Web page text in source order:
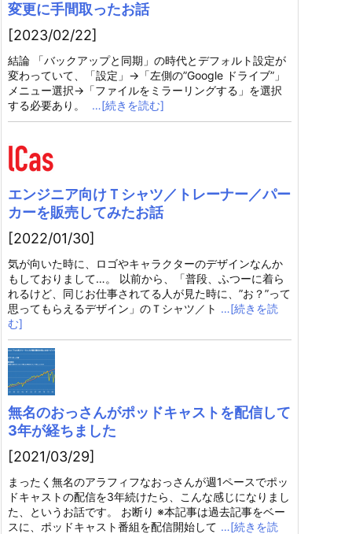
変更に手間取ったお話
[2023/02/22]
結論 「バックアップと同期」の時代とデフォルト設定が
変わっていて、「設定」→「左側の”Google ドライブ”」
メニュー選択→「ファイルをミラーリングする」を選択
する必要あり。
…[続きを読む]
エンジニア向けＴシャツ／トレーナー／パー
カーを販売してみたお話
[2022/01/30]
気が向いた時に、ロゴやキャラクターのデザインなんか
もしておりまして…。 以前から、「普段、ふつーに着ら
れるけど、同じお仕事されてる人が見た時に、”お？”って
思ってもらえるデザイン」のＴシャツ／ト …[続きを読
む]
無名のおっさんがポッドキャストを配信して
3年が経ちました
[2021/03/29]
まったく無名のアラフィフなおっさんが週1ペースでポッ
ドキャストの配信を3年続けたら、こんな感じになりまし
た、というお話です。 お断り ※本記事は過去記事をベー
スに、ポッドキャスト番組を配信開始して …[続きを読